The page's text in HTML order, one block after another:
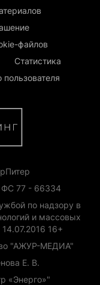
файлов
Статистика
пользователя
77 - 66334
по надзору в
и массовых
16+
"АЖУР-МЕДИА"
Е. В.
«Энерго»"